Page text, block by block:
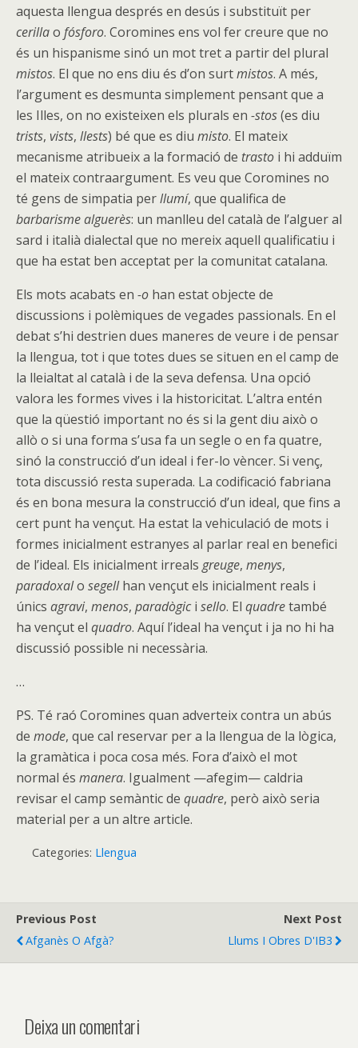
aquesta llengua després en desús i substituït per
cerillao fósforo. Coromines ens vol fer creure que no
és un hispanisme sinó un mot tret a partir del plural
mistos. El que no ens diu és d’on surtmistos. A més,
l’argument es desmunta simplement pensant que a
les Illes, on no existeixen els plurals en -stos(es diu
trists, vists, llests) bé que es diu misto. El mateix
mecanisme atribueix a la formació de trasto i hi adduïm
el mateix contraargument. Es veu que Coromines no
té gens de simpatia perllumí, que qualifica de
barbarisme alguerès: un manlleu del català de l’alguer al
sard i italià dialectal que no mereix aquell qualificatiu i
que ha estat ben acceptat per la comunitat catalana.
Els mots acabats en -o han estat objecte de
discussions i polèmiques de vegades passionals. En el
debat s’hi destrien dues maneres de veure i de pensar
la llengua, tot i que totes dues se situen en el camp de
la lleialtat al català i de la seva defensa. Una opció
valora les formes vives i la historicitat. L’altra entén
que la qüestió important no és si la gent diu això o
allò o si una forma s’usa fa un segle o en fa quatre,
sinó la construcció d’un ideal i fer-lo vèncer. Si venç,
tota discussió resta superada. La codificació fabriana
és en bona mesura la construcció d’un ideal, que fins a
cert punt ha vençut. Ha estat la vehiculació de mots i
formes inicialment estranyes al parlar real en benefici
de l’ideal. Els inicialment irreals greuge, menys,
paradoxalo segellhan vençut els inicialment reals i
únics agravi, menos, paradògici sello. El quadretambé
ha vençut el quadro. Aquí l’ideal ha vençut i ja no hi ha
discussió possible ni necessària.
…
PS. Té raó Coromines quan adverteix contra un abús
de mode, que cal reservar per a la llengua de la lògica,
la gramàtica i poca cosa més. Fora d’això el mot
normal és manera. Igualment —afegim— caldria
revisar el camp semàntic de quadre, però això seria
material per a un altre article.
Categories: Llengua
Previous Post
Afganès O Afgà?
Next Post
Llums I Obres D'IB3
Deixa un comentari